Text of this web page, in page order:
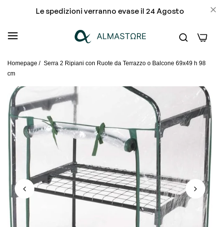
Le spedizioni verranno evase il 24 Agosto
0
Homepage / Serra 2 Ripiani con Ruote da Terrazzo o Balcone 69x49 h 98
cm